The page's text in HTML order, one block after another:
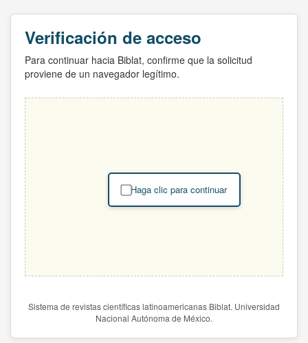
Verificación de acceso
Para continuar hacia Biblat, confirme que la solicitud
proviene de un navegador legítimo.
Haga clic para continuar
Sistema de revistas científicas latinoamericanas Biblat. Universidad
Nacional Autónoma de México.